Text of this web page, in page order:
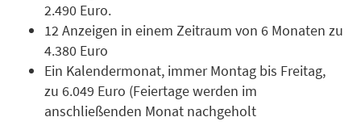
2.490 Euro.
12 Anzeigen in einem Zeitraum von 6 Monaten zu
4.380 Euro
Ein Kalendermonat, immer Montag bis Freitag,
zu 6.049 Euro (Feiertage werden im
anschließenden Monat nachgeholt